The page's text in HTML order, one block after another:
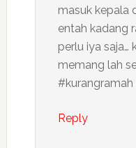
masuk kepala
entah kadang
perlu iya saja…
memang lah
#kurangramah
Reply